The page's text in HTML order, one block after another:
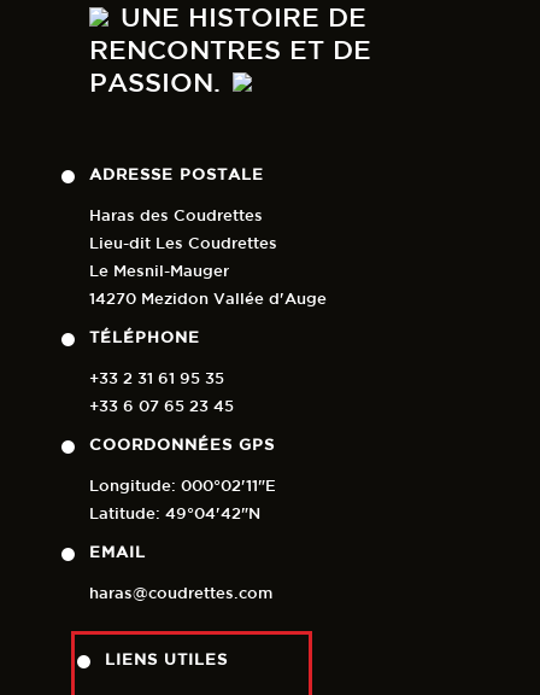
UNE HISTOIRE DE
RENCONTRES ET DE
PASSION.
ADRESSE POSTALE
Haras des Coudrettes
Lieu-dit Les Coudrettes
Le Mesnil-Mauger
14270 Mezidon Vallée d'Auge
TÉLÉPHONE
+33 2 31 61 95 35
+33 6 07 65 23 45
COORDONNÉES GPS
Longitude: 000°02'11"E
Latitude: 49°04'42"N
EMAIL
haras@coudrettes.com
LIENS UTILES